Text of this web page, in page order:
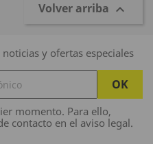
Volver arriba 
y ofertas especiales
momento. Para ello,
contacto en el aviso legal.